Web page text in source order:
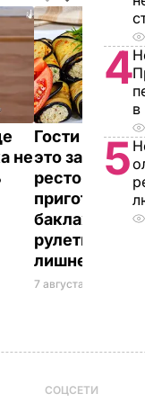
не
Гости
это закуска
ресторана.
приготовить
рулетики без
лишнего жира
7 августа, 20.17
4
в
5
СОЦСЕТИ